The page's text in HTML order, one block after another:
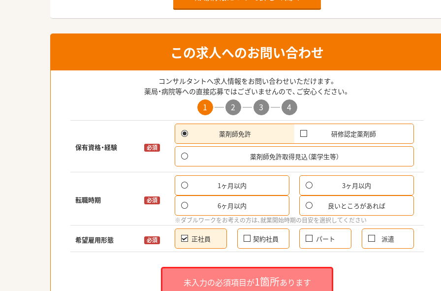
この求人へのお問い合わせ
コンサルタントへ求人情報をお問い合わせいただけます。
薬局・病院等への直接応募ではございませんので、ご安心ください。
1 2 3 4
保有資格・経験 必須
薬剤師免許 研修認定薬剤師
薬剤師免許取得見込（薬学生等）
転職時期 必須
1ヶ月以内 3ヶ月以内
6ヶ月以内 良いところがあれば
※ダブルワークをお考えの方は、就業開始時期の目安を選択してください
希望雇用形態 必須 正社員 契約社員 パート 派遣
未入力の必須項目が1箇所あります